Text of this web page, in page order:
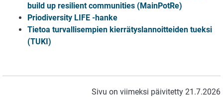
build up resilient communities (MainPotRe)
Priodiversity LIFE -hanke
Tietoa turvallisempien kierrätyslannoitteiden tueksi
(TUKI)
Sivu on viimeksi päivitetty 21.7.2026